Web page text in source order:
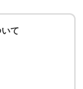
利用者は、コメント
に同意します。利
ビスの広告・宣伝、
て